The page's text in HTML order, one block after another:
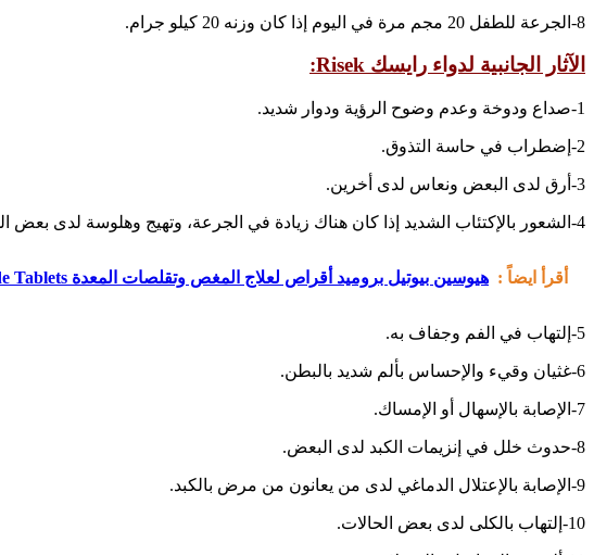
8-الجرعة للطفل 20 مجم مرة في اليوم إذا كان وزنه 20 كيلو جرام.
الآثار الجانبية لدواء رايسك Risek:
1-صداع ودوخة وعدم وضوح الرؤية ودوار شديد.
2-إضطراب في حاسة التذوق.
3-أرق لدى البعض ونعاس لدى أخرين.
4-الشعور بالإكتئاب الشديد إذا كان هناك زيادة في الجرعة، وتهيج وهلوسة لدى بعض الحالات.
أقرأ ايضاً : هيوسين بيوتيل بروميد أقراص لعلاج المغص وتقلصات المعدة Hyoscine Butylbromide Tablets
5-إلتهاب في الفم وجفاف به.
6-غثيان وقيء والإحساس بألم شديد بالبطن.
7-الإصابة بالإسهال أو الإمساك.
8-حدوث خلل في إنزيمات الكبد لدى البعض.
9-الإصابة بالإعتلال الدماغي لدى من يعانون من مرض بالكبد.
10-إلتهاب بالكلى لدى بعض الحالات.